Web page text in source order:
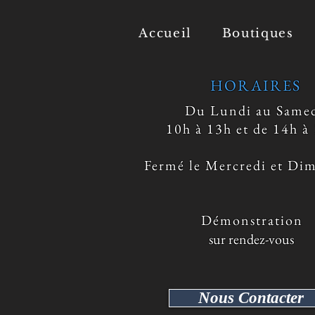
Accueil Boutiques
HORAIRES
Du Lundi au
10h à 13h et de 14h à
Fermé le Mercredi et
​ Démonstration
sur rendez-vous
Nous Contacter